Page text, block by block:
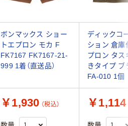
ボンマックス ショー
トエプロン モカ F
FK7167 FK7167-21-
999 1着（直送品）
ディックコ
ション 倉庫
プロン タス
きタイプ ブ
FA-010 1個
￥1,930 （税込） ￥1,114